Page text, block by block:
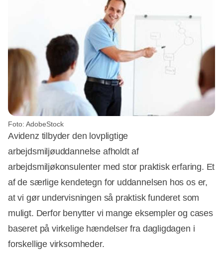
Foto: AdobeStock
Avidenz tilbyder den lovpligtige
arbejdsmiljøuddannelse afholdt af
arbejdsmiljøkonsulenter med stor praktisk erfaring. Et
af de særlige kendetegn for uddannelsen hos os er,
at vi gør undervisningen så praktisk funderet som
muligt. Derfor benytter vi mange eksempler og cases
baseret på virkelige hændelser fra dagligdagen i
forskellige virksomheder.